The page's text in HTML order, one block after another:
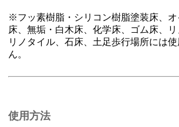
※フッ素樹脂・シリコン樹脂塗装床、
床、無垢・白木床、化学床、ゴム床、リ
リノタイル、石床、土足歩行場所には
ん。
使用方法